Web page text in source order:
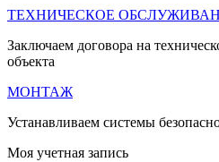
ТЕХНИЧЕСКОЕ
Заключаем договора на
объекта
МОНТАЖ
Устанавливаем системы
Моя учетная запись